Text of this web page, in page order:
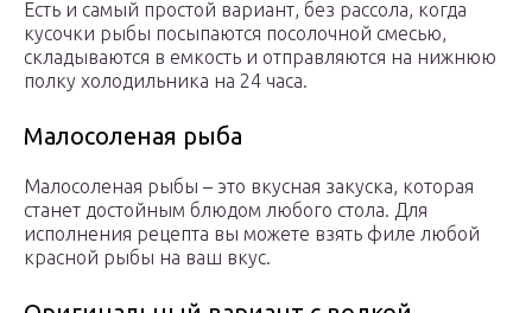
Есть и самый простой вариант, без рассола, когда
кусочки рыбы посыпаются посолочной смесью,
складываются в емкость и отправляются на нижнюю
полку холодильника на 24 часа.
Малосоленая рыба
Малосоленая рыбы – это вкусная закуска, которая
станет достойным блюдом любого стола. Для
исполнения рецепта вы можете взять филе любой
красной рыбы на ваш вкус.